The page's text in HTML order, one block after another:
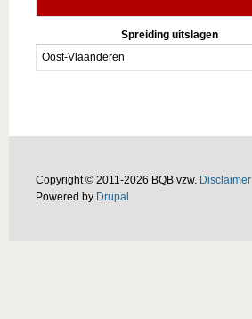
Spreiding uitslagen
Oost-Vlaanderen
Copyright © 2011-2026 BQB vzw. Disclaimer
Powered by Drupal